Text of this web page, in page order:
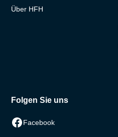
Über HFH
Folgen Sie uns
Facebook